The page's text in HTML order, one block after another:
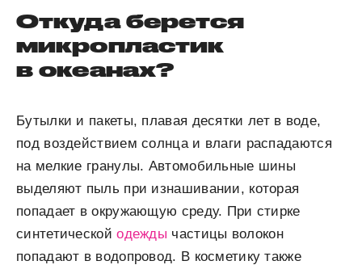
Откуда берется
микропластик
в океанах?
Бутылки и пакеты, плавая десятки лет в воде,
под воздействием солнца и влаги распадаются
на мелкие гранулы. Автомобильные шины
выделяют пыль при изнашивании, которая
попадает в окружающую среду. При стирке
синтетическойодежды частицы волокон
попадают в водопровод. В косметику также